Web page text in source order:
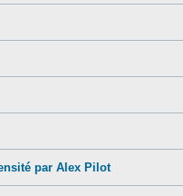
par Alex Pilot